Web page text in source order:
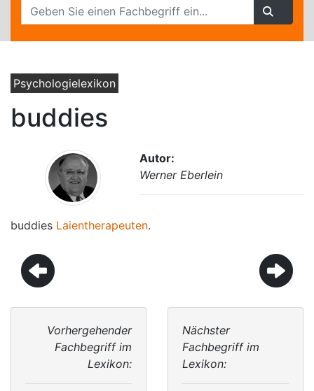
Psychologielexikon
buddies
Autor:
Werner Eberlein
buddies Laientherapeuten.
Vorhergehender
Fachbegriff im
Lexikon:
Nächster
Fachbegriff im
Lexikon: